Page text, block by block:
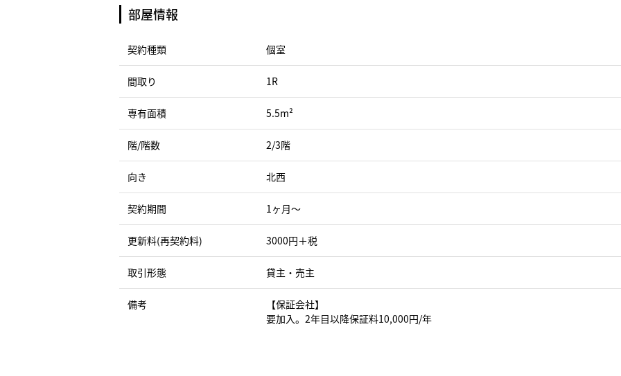
部屋情報
契約種類 個室
間取り 1R
専有面積 5.5m²
階/階数 2/3階
向き 北西
契約期間 1ヶ月〜
更新料(再契約料) 3000円＋税
取引形態 貸主・売主
備考
【保証会社】
要加入。2年目以降保証料10,000円/年